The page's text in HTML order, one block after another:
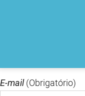
E-mail (Obrigatório)